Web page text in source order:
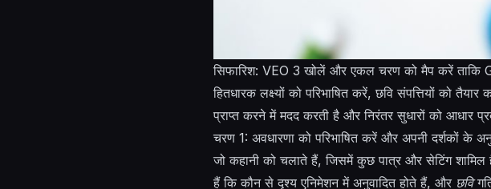
सिफारिश: VEO 3 खोलें और एकल चरण को मैप करें ताकि
हितधारक लक्ष्यों को परिभाषित करें, छवि संपत्तियों को
प्राप्त करने में मदद करती है और निरंतर सुधारों को आधार
चरण 1: अवधारणा को परिभाषित करें और अपनी दर्शकों के
जो कहानी को चलाते हैं, जिसमें कुछ पात्र और सेटिंग
हैं कि कौन से दृश्य एनिमेशन में अनुवादित होते हैं, और छवि